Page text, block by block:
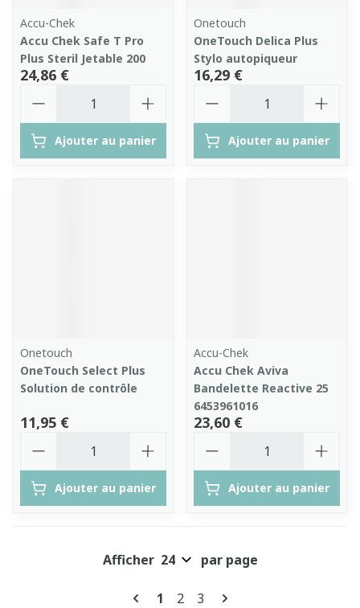
Accu-Chek
Accu Chek Safe T Pro
Plus Steril Jetable 200
24,86 €
Ajouter au panier
Onetouch
OneTouch Delica Plus
Stylo autopiqueur
16,29 €
Ajouter au panier
Onetouch
OneTouch Select Plus
Solution de contrôle
11,95 €
Ajouter au panier
Accu-Chek
Accu Chek Aviva
Bandelette Reactive 25
6453961016
23,60 €
Ajouter au panier
Pages
Vous lisez actuellement la
1 Page
2 Page
3
Afficher par page